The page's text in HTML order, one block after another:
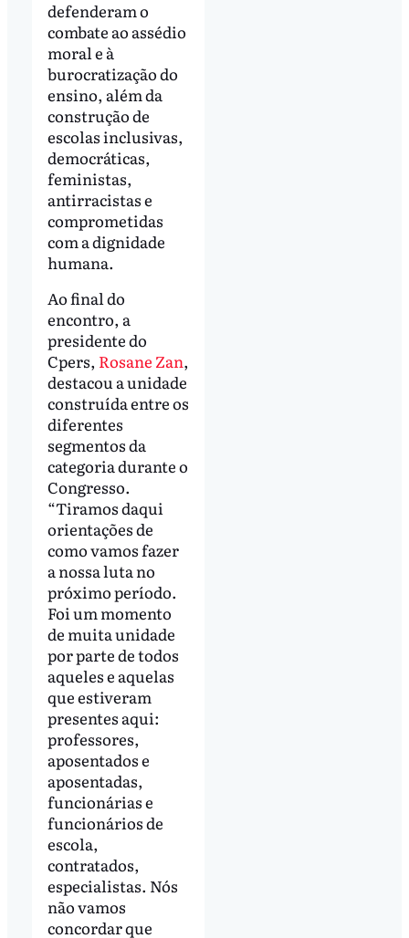
defenderam o
combate ao assédio
moral e à
burocratização do
ensino, além da
construção de
escolas inclusivas,
democráticas,
feministas,
antirracistas e
comprometidas
com a dignidade
humana.
Ao final do
encontro, a
presidente do
Cpers, Rosane Zan,
destacou a unidade
construída entre os
diferentes
segmentos da
categoria durante o
Congresso.
“Tiramos daqui
orientações de
como vamos fazer
a nossa luta no
próximo período.
Foi um momento
de muita unidade
por parte de todos
aqueles e aquelas
que estiveram
presentes aqui:
professores,
aposentados e
aposentadas,
funcionárias e
funcionários de
escola,
contratados,
especialistas. Nós
não vamos
concordar que